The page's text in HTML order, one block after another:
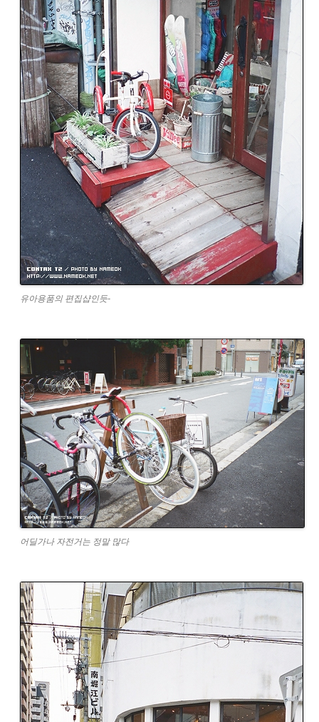
유아용품의 편집샵인듯-
어딜가나 자전거는 정말 많다